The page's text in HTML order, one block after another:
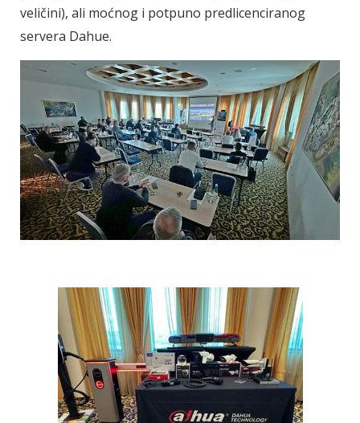
veličini), ali moćnog i potpuno predlicenciranog
servera Dahue.